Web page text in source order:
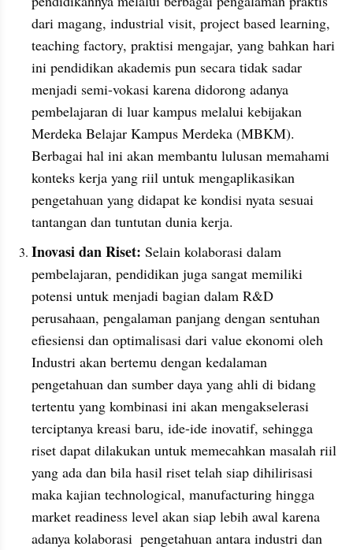
dari magang, industrial visit, project based learning,
teaching factory, praktisi mengajar, yang bahkan hari
ini pendidikan akademis pun secara tidak sadar
menjadi semi-vokasi karena didorong adanya
pembelajaran di luar kampus melalui kebijakan
Merdeka Belajar Kampus Merdeka (MBKM).
Berbagai hal ini akan membantu lulusan memahami
konteks kerja yang riil untuk mengaplikasikan
pengetahuan yang didapat ke kondisi nyata sesuai
tantangan dan tuntutan dunia kerja.
Inovasi dan Riset: Selain kolaborasi dalam
pembelajaran, pendidikan juga sangat memiliki
potensi untuk menjadi bagian dalam R&D
perusahaan, pengalaman panjang dengan sentuhan
efiesiensi dan optimalisasi dari value ekonomi oleh
Industri akan bertemu dengan kedalaman
pengetahuan dan sumber daya yang ahli di bidang
tertentu yang kombinasi ini akan mengakselerasi
terciptanya kreasi baru, ide-ide inovatif, sehingga
riset dapat dilakukan untuk memecahkan masalah riil
yang ada dan bila hasil riset telah siap dihilirisasi
maka kajian technological, manufacturing hingga
market readiness level akan siap lebih awal karena
adanya kolaborasi  pengetahuan antara industri dan